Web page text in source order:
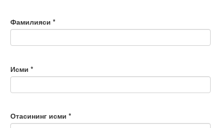
Фамилияси *
Исми *
Отасининг исми *